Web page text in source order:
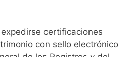
certificaciones
con sello electrónico